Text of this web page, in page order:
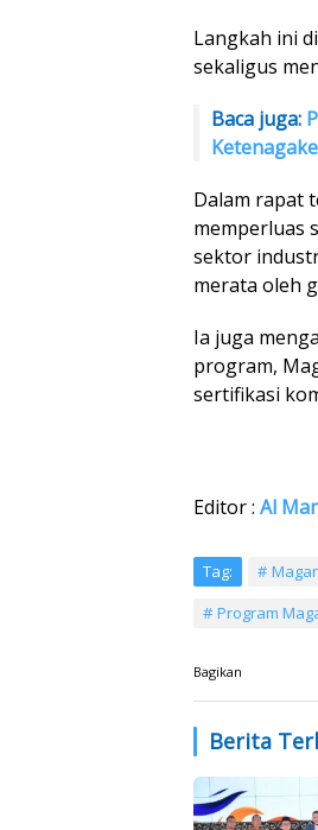
Langkah ini
sekaligus
Baca juga:
Dalam rapat
memperluas
sektor
merata oleh
Ia juga
program,
sertifikasi
Editor : Al
Tag:
Program
Bagikan
Berita